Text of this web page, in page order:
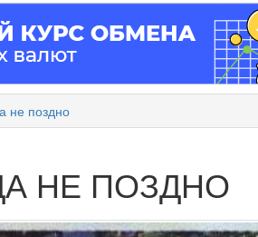
не поздно
НЕ ПОЗДНО